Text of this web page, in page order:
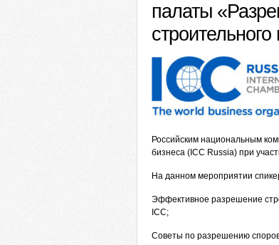
палаты
Российским национальным
бизнеса (ICC Russia) при
На данном мероприятии
Эффективное разрешение
ICC;
Советы по разрешению